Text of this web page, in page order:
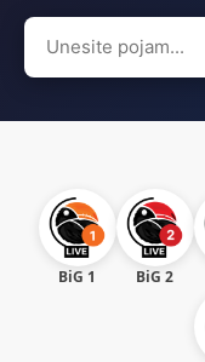
Search
for:
BiG 1 BiG 2